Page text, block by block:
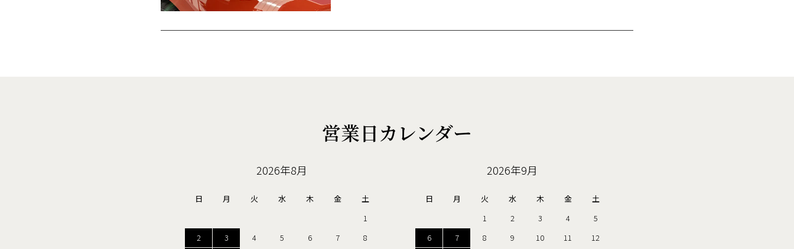
営業日カレンダー
2026年8月
日 月 火 水 木 金
土
1
2
3 4 5 6 7 8
2026年9月
日 月 火 水 木 金
土
1
2 3 4
5
6
7 8 9 10 11 12